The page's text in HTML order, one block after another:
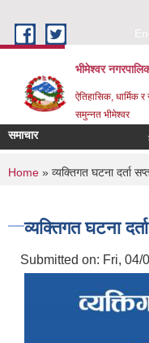
भीमेश्वर
ऐतिहासिक, धार्मिक
समुन्नत भीमेश्वर
समाचार
You are here
Home » व्यक्तिगत घटना दर्ता
व्यक्तिगत घटना
Submitted on: Fri, 04/